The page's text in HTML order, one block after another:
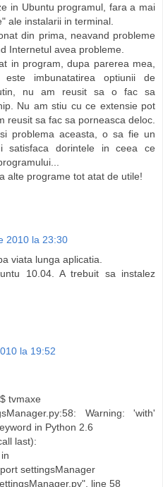
in Ubuntu programul, fara a mai
ale instalarii in terminal.
din prima, neavand probleme
Internetul avea probleme.
in program, dupa parerea mea,
imbunatatirea optiunii de
nu am reusit sa o fac sa
Nu am stiu cu ce extensie pot
reusit sa fac sa porneasca deloc.
problema aceasta, o sa fie un
satisfaca dorintele in ceea ce
alte programe tot atat de utile!
2010 la 23:30
viata lunga aplicatia.
10.04. A trebuit sa instalez
la 19:52
tvmaxe
Warning: 'with'
in Python 2.6
last):
settingsManager
line 58